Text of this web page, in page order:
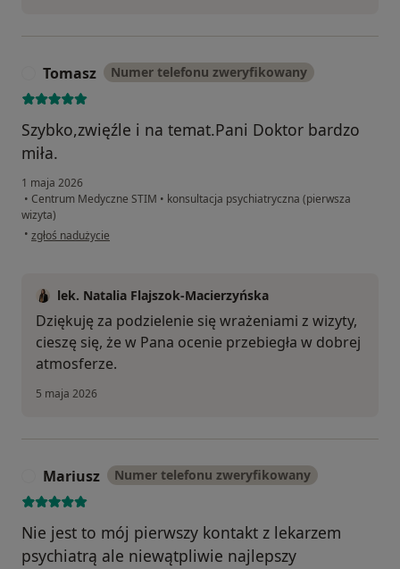
Tomasz Numer telefonu zweryfikowany
Szybko,zwięźle i na temat.Pani Doktor bardzo
miła.
1 maja 2026
• Centrum Medyczne STIM • konsultacja psychiatryczna (pierwsza
wizyta)
• w opinii użytkownika Tomasz
zgłoś nadużycie
lek. Natalia Flajszok-Macierzyńska
Dziękuję za podzielenie się wrażeniami z wizyty,
cieszę się, że w Pana ocenie przebiegła w dobrej
atmosferze.
5 maja 2026
Mariusz Numer telefonu zweryfikowany
Nie jest to mój pierwszy kontakt z lekarzem
psychiatrą ale niewątpliwie najlepszy